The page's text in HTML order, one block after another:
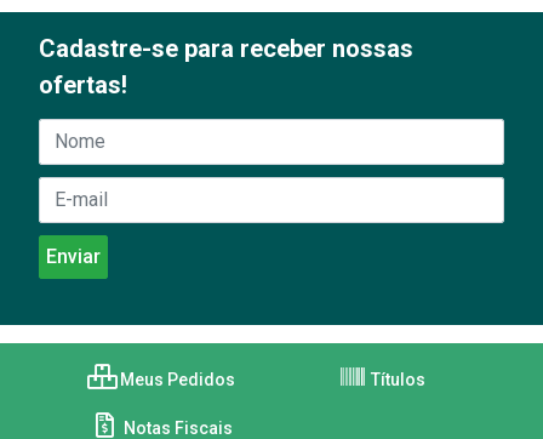
Cadastre-se para receber nossas
ofertas!
Meus Pedidos Títulos
Notas Fiscais